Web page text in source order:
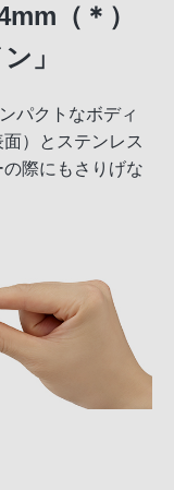
（＊）
」
パクトなボディ
）とステンレス
の際にもさりげな